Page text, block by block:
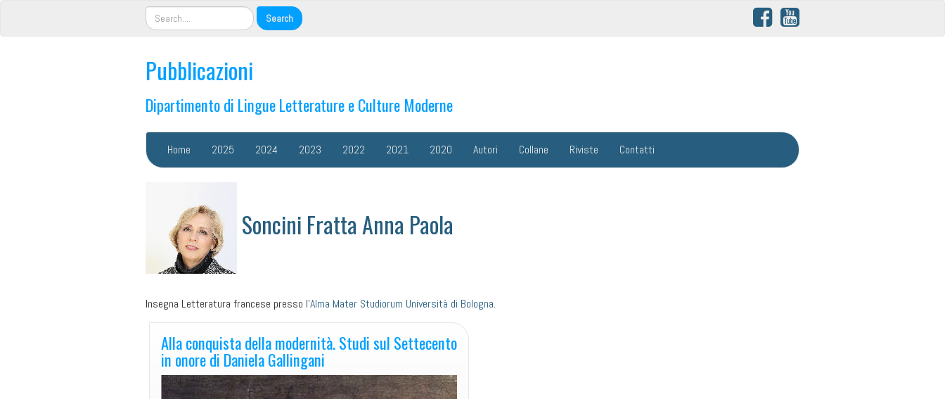
Pubblicazioni
Dipartimento di Lingue Letterature e Culture Moderne
Home 2025 2024 2023 2022 2021 2020 Autori Collane Riviste Contatti
Soncini Fratta Anna Paola
Insegna Letteratura francese presso l’Alma Mater Studiorum Università di Bologna.
Alla conquista della modernità. Studi sul Settecento
in onore di Daniela Gallingani